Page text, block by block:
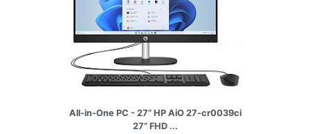
All-in-One PC - 27” HP AiO 27-cr0039ci
27” FHD ...